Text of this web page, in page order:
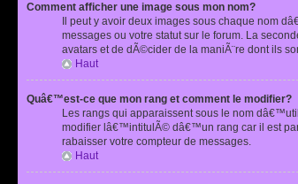
Comment afficher une image sous mon nom?
Il peut y avoir deux images sous chaque nom
messages ou votre statut sur le forum. La
avatars et de dÃ©cider de la maniÃ¨re dont ils
Haut
Quâ€™est-ce que mon rang et comment le modifier?
Les rangs qui apparaissent sous le nom
modifier lâ€™intitulÃ© dâ€™un rang car il est
rabaisser votre compteur de messages.
Haut